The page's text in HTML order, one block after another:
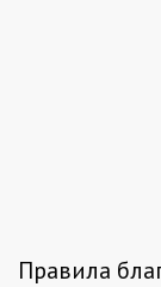
Правила